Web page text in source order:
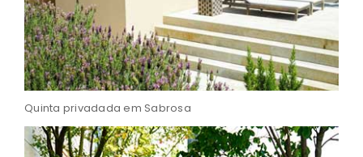
Quinta privadada em Sabrosa